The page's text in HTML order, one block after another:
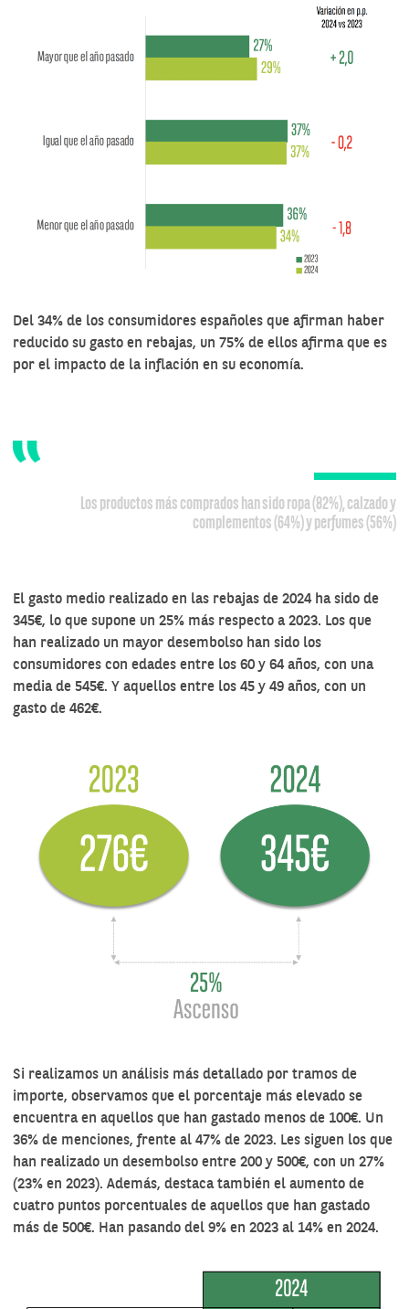
Del 34% de los consumidores españoles que afirman haber
reducido su gasto en rebajas, un 75% de ellos afirma que es
por el impacto de la inflación en su economía.
Los productos más comprados han sido ropa (82%), calzado y
complementos (64%) y perfumes (56%)
El gasto medio realizado en las rebajas de 2024 ha sido de
345€, lo que supone un 25% más respecto a 2023. Los que
han realizado un mayor desembolso han sido los
consumidores con edades entre los 60 y 64 años, con una
media de 545€. Y aquellos entre los 45 y 49 años, con un
gasto de 462€.
Si realizamos un análisis más detallado por tramos de
importe, observamos que el porcentaje más elevado se
encuentra en aquellos que han gastado menos de 100€. Un
36% de menciones, frente al 47% de 2023. Les siguen los que
han realizado un desembolso entre 200 y 500€, con un 27%
(23% en 2023). Además, destaca también el aumento de
cuatro puntos porcentuales de aquellos que han gastado
más de 500€. Han pasando del 9% en 2023 al 14% en 2024.